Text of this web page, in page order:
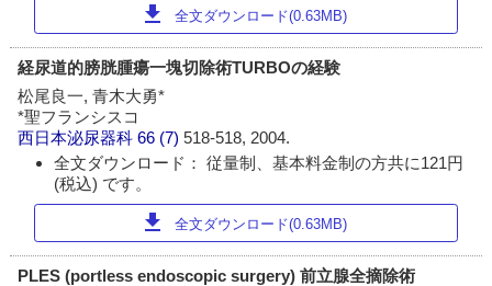
download 全文ダウンロード(0.63MB)
経尿道的膀胱腫瘍一塊切除術TURBOの経験
松尾良一, 青木大勇*
*聖フランシスコ
西日本泌尿器科 66 (7)518-518, 2004.
全文ダウンロード： 従量制、基本料金制の方共に121円
(税込) です。
download 全文ダウンロード(0.63MB)
PLES (portless endoscopic surgery) 前立腺全摘除術